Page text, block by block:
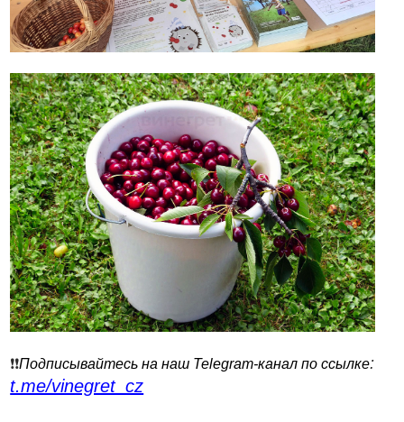
❗️❗️Подписывайтесь на наш Telegram-канал по ссылке:
t.me/vinegret_cz